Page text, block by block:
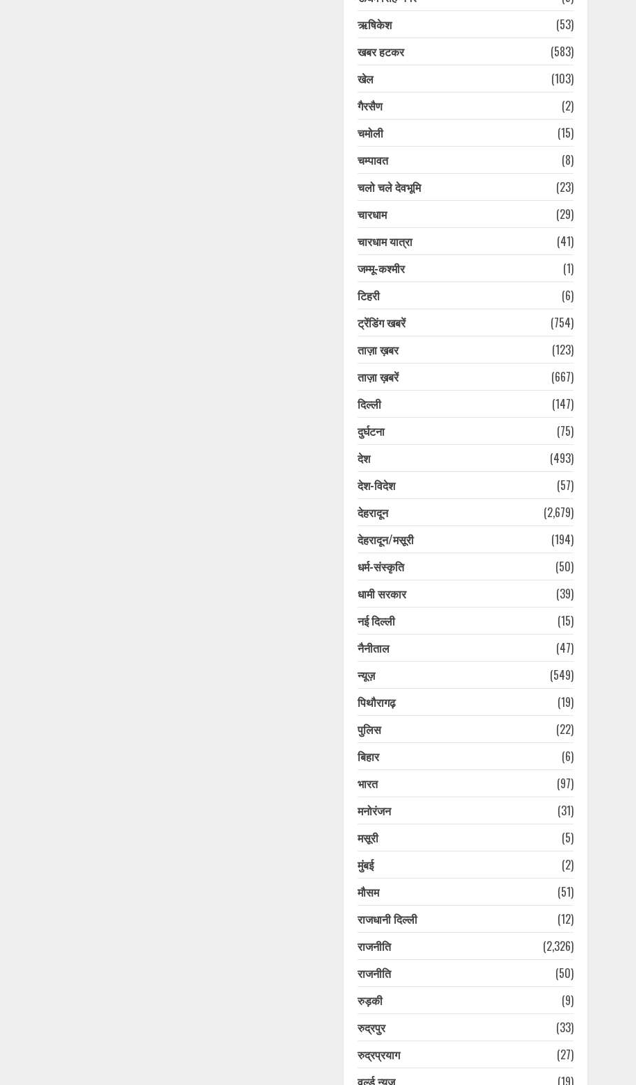
ऋषिकेश
(53)
खबर हटकर
(583)
खेल
(103)
गैरसैण
(2)
चमोली
(15)
चम्पावत
(8)
चलो चले देवभूमि
(23)
चारधाम
(29)
चारधाम यात्रा
(41)
जम्मू-कश्मीर
(1)
टिहरी
(6)
ट्रेंडिंग खबरें
(754)
ताज़ा ख़बर
(123)
ताज़ा ख़बरें
(667)
दिल्ली
(147)
दुर्घटना
(75)
देश
(493)
देश-विदेश
(57)
देहरादून
(2,679)
देहरादून/मसूरी
(194)
धर्म-संस्कृति
(50)
धामी सरकार
(39)
नई दिल्ली
(15)
नैनीताल
(47)
न्यूज़
(549)
पिथौरागढ़
(19)
पुलिस
(22)
बिहार
(6)
भारत
(97)
मनोरंजन
(31)
मसूरी
(5)
मुंबई
(2)
मौसम
(51)
राजधानी दिल्ली
(12)
राजनीति
(2,326)
राजनीति
(50)
रुड़की
(9)
रुद्रपुर
(33)
रुद्रप्रयाग
(27)
वर्ल्ड न्यूज़
(19)